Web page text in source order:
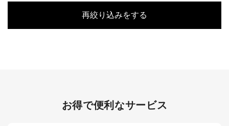
再絞り込みをする
お得で便利なサービス